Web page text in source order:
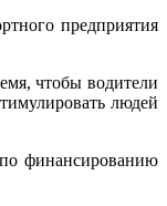
предприятия
чтобы водители
людей
финансированию